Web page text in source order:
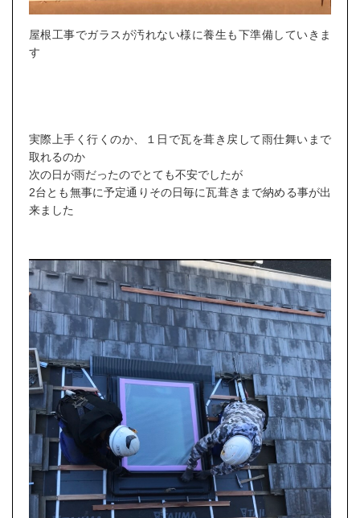
屋根工事でガラスが汚れない様に養生も下準備していきま
す
実際上手く行くのか、１日で瓦を葺き戻して雨仕舞いまで
取れるのか
次の日が雨だったのでとても不安でしたが
2台とも無事に予定通りその日毎に瓦葺きまで納める事が出
来ました